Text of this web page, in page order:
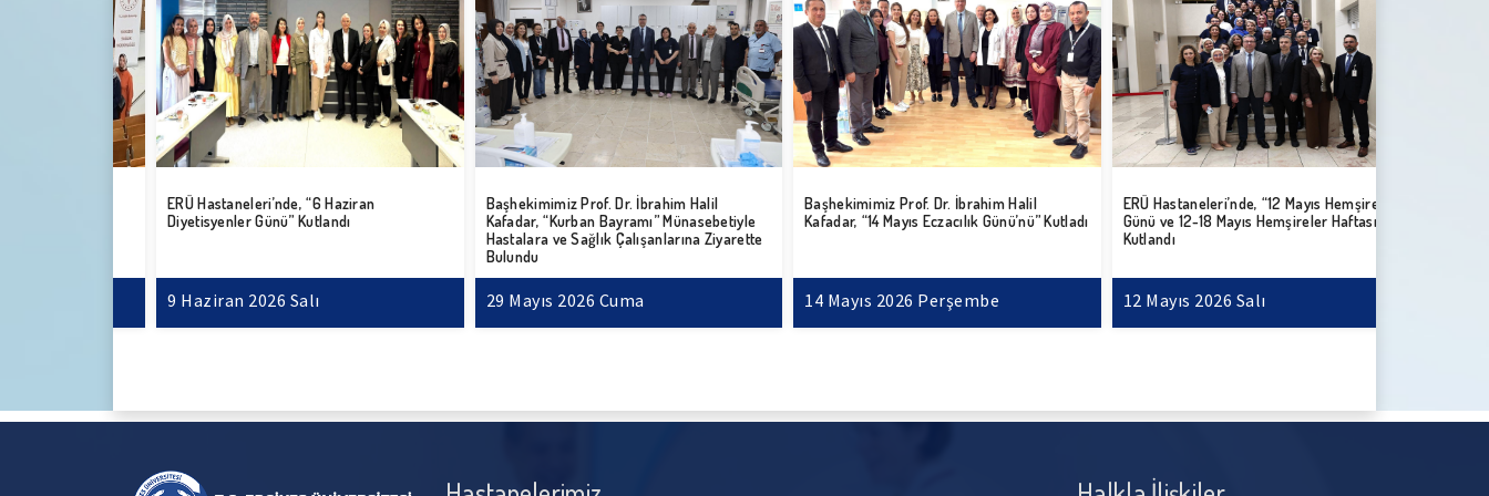
ERÜ Hastaneleri’nde, “6 Haziran
Diyetisyenler Günü” Kutlandı
9 Haziran 2026 Salı
Başhekimimiz Prof. Dr. İbrahim Halil
Kafadar, “Kurban Bayramı” Münasebetiyle
Hastalara ve Sağlık Çalışanlarına Ziyarette
Bulundu
29 Mayıs 2026 Cuma
Başhekimimiz Prof. Dr. İbrahim Halil
Kafadar, “14 Mayıs Eczacılık Günü’nü” Kutladı
14 Mayıs 2026 Perşembe
ERÜ Hastaneleri’nde, “12 Mayıs Hemşireler
Günü ve 12-18 Mayıs Hemşireler Haftası”
Kutlandı
12 Mayıs 2026 Salı